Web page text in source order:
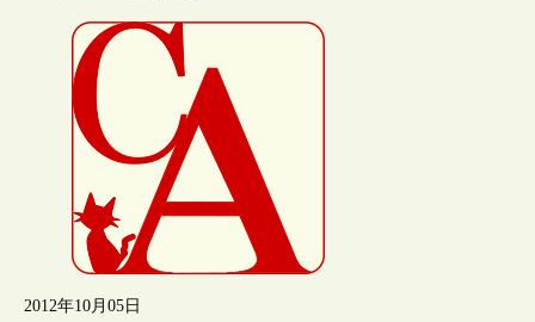
2012年10月05日